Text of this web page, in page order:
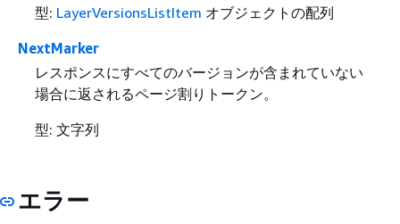
型: LayerVersionsListItem オブジェクトの配列
NextMarker
レスポンスにすべてのバージョンが含まれていない
場合に返されるページ割りトークン。
型: 文字列
エラー